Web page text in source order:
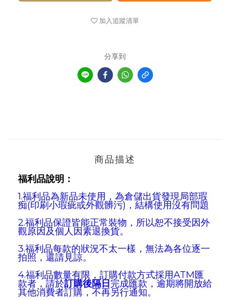
加入追蹤清單
分享到
商品描述
福利品說明：
1.福利品為新品未使用，為倉儲出貨發現局部瑕
痴(印刷小瑕疵或外觀髒污) ，結構使用沒有問題
2.福利品保證皆能正常裝物，所以恕不接受因外
觀原因及個人因素退換貨。
3.福利品每款的狀況不太一樣，無法為各位逐一
拍照 ， 還請見諒。
4.福利品數量有限，訂購付款方式採用ATM匯
款者，請於訂購後隔日 完成匯款，逾期將開放給
其他消費者訂購 ， 不再另行通知。